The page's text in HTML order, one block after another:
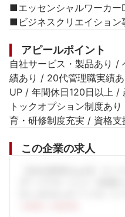
■エッセンシャルワーカー
■ビジネスクリエイション
アピールポイント
自社サービス・製品あり /
績あり / 20代管理職実績
UP / 年間休日120日以上 /
トックオプション制度あ
育・研修制度充実 / 資格支
この企業の求人